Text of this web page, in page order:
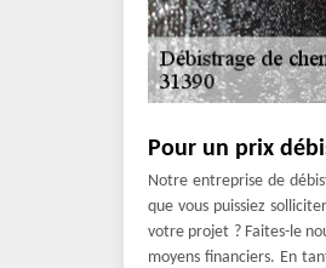
Pour un prix
Notre entreprise de
que vous puissiez
votre projet ? Faites-le
moyens financiers. En